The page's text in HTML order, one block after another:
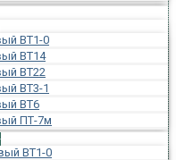
ВТ1-0
ВТ14
ВТ22
ВТ3-1
ВТ6
ПТ-7м
ВТ1-0